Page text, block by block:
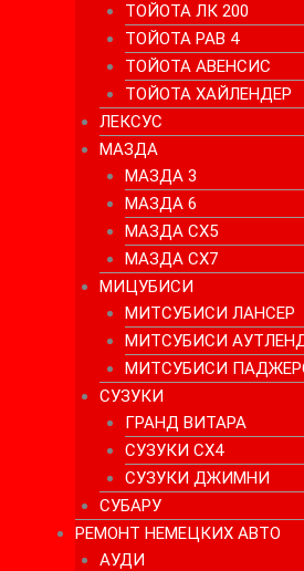
ТОЙОТА ЛК 200
ТОЙОТА РАВ 4
ТОЙОТА АВЕНСИС
ТОЙОТА ХАЙЛЕНДЕР
ЛЕКСУС
МАЗДА
МАЗДА 3
МАЗДА 6
МАЗДА СХ5
МАЗДА СХ7
МИЦУБИСИ
МИТСУБИСИ ЛАНСЕР
МИТСУБИСИ
МИТСУБИСИ
СУЗУКИ
ГРАНД ВИТАРА
СУЗУКИ СХ4
СУЗУКИ ДЖИМНИ
СУБАРУ
РЕМОНТ НЕМЕЦКИХ АВТО
АУДИ